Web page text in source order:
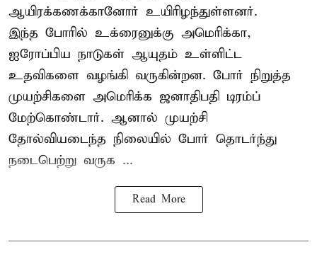
ஆயிரக்கணக்கானோர் உயிரிழந்துள்ளனர்.
இந்த போரில் உக்ரைனுக்கு அமெரிக்கா,
ஐரோப்பிய நாடுகள் ஆயுதம் உள்ளிட்ட
உதவிகளை வழங்கி வருகின்றன. போர் நிறுத்த
முயற்சிகளை அமெரிக்க ஜனாதிபதி டிரம்ப்
மேற்கொண்டார். ஆனால் முயற்சி
தோல்வியடைந்த நிலையில் போர் தொடர்ந்து
நடைபெற்று வருக ...
Read More